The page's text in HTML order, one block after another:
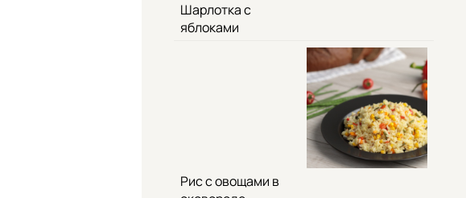
Шарлотка с
яблоками
Рис с овощами в